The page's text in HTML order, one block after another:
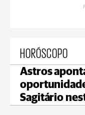
HORÓSCOPO
Astros
Sagitário